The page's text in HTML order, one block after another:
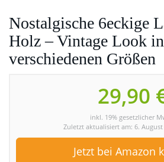
Nostalgische 6eckige
Holz – Vintage Look in
verschiedenen Größen
29,90
inkl. 19% gesetzlicher
Zuletzt aktualisiert am: 6. August
Jetzt bei Amazon